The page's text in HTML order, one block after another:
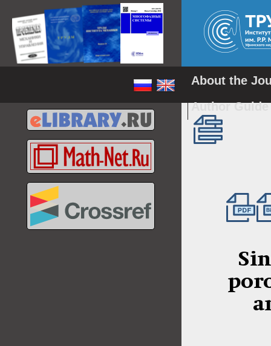
About the
Author